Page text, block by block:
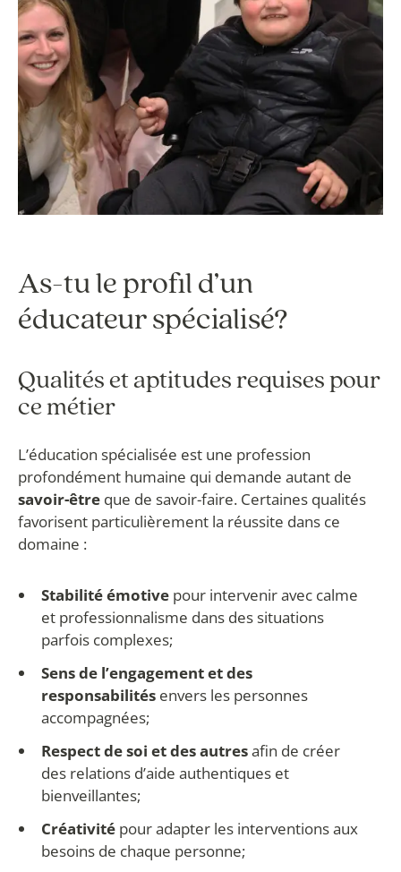
As-tu le profil d’un
éducateur spécialisé?
Qualités et aptitudes requises pour
ce métier
L’éducation spécialisée est une profession
profondément humaine qui demande autant de
savoir-être que de savoir-faire. Certaines qualités
favorisent particulièrement la réussite dans ce
domaine :
Stabilité émotive pour intervenir avec calme
et professionnalisme dans des situations
parfois complexes;
Sens de l’engagement et des
responsabilités envers les personnes
accompagnées;
Respect de soi et des autresafin de créer
des relations d’aide authentiques et
bienveillantes;
Créativité pour adapter les interventions aux
besoins de chaque personne;